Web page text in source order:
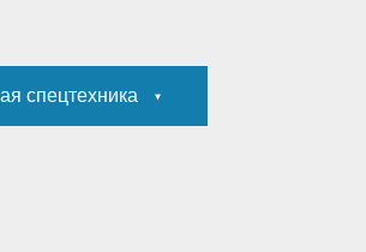
спецтехника